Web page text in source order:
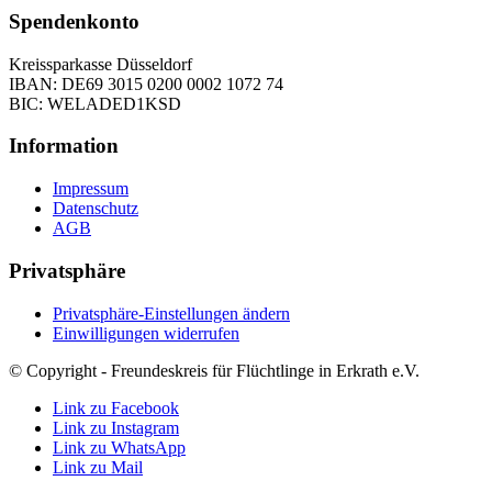
Spendenkonto
Kreissparkasse Düsseldorf
IBAN: DE69 3015 0200 0002 1072 74
BIC: WELADED1KSD
Information
Impressum
Datenschutz
AGB
Privatsphäre
Privatsphäre-Einstellungen ändern
Einwilligungen widerrufen
© Copyright - Freundeskreis für Flüchtlinge in Erkrath e.V.
Link zu Facebook
Link zu Instagram
Link zu WhatsApp
Link zu Mail